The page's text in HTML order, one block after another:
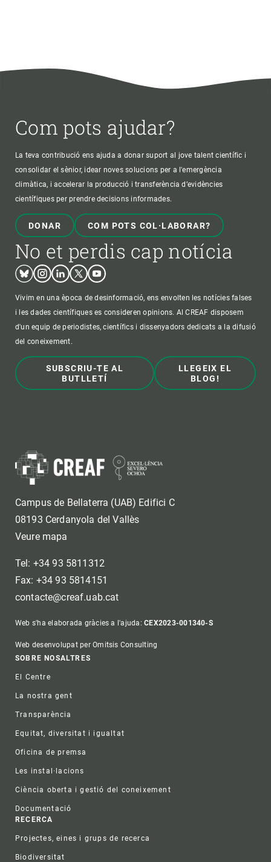
Com pots ajudar?
La teva contribució ens ajuda a donar suport al jove talent científic i
consolidar el sènior, idear noves solucions per a l'emergència
climàtica, i accelerar la producció i transferència d’evidències
científiques per prendre decisions informades.
DONAR COM POTS COL·LABORAR?
No et perdis cap notícia
BlueskyInstagram
LinkedinTwitterYoutube
Vivim en una època de desinformació, ens envolten les notícies falses
i les dades científiques es consideren opinions. Al CREAF disposem
d'un equip de periodistes, científics i dissenyadors dedicats a la difusió
del coneixement.
SUBSCRIU-TE AL
BUTLLETÍ
LLEGEIX EL
BLOG!
Campus de Bellaterra (UAB) Edifici C
08193 Cerdanyola del Vallès
Veure mapa
Tel: +34 93 5811312
Fax: +34 93 5814151
contacte@creaf.uab.cat
Web s'ha elaborada gràcies a l'ajuda:CEX2023-001340-S
Web desenvolupat per Omitsis Consulting
Footer
SOBRE NOSALTRES
El Centre
La nostra gent
Transparència
Equitat, diversitat i igualtat
Oficina de premsa
Les instal·lacions
Ciència oberta i gestió del coneixement
Documentació
RECERCA
Projectes, eines i grups de recerca
Biodiversitat